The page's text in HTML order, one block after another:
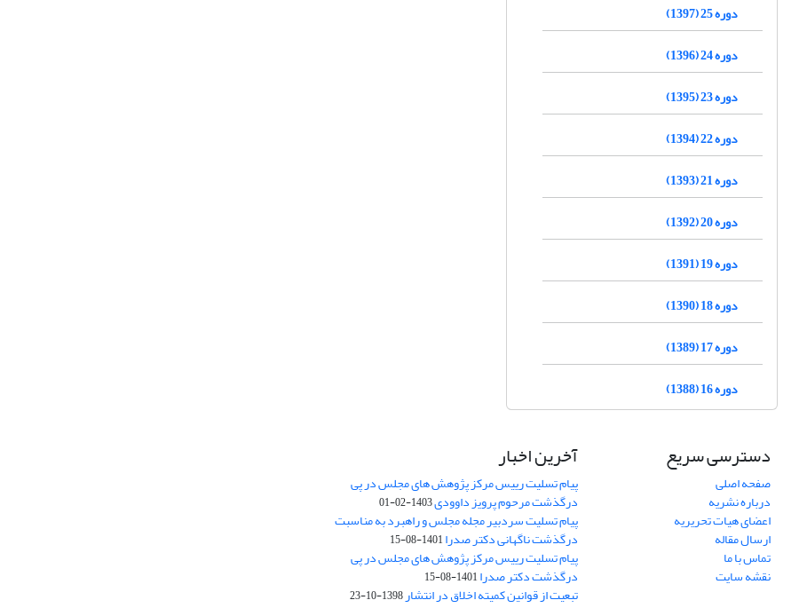
دوره 25 (1397)
دوره 24 (1396)
دوره 23 (1395)
دوره 22 (1394)
دوره 21 (1393)
دوره 20 (1392)
دوره 19 (1391)
دوره 18 (1390)
دوره 17 (1389)
دوره 16 (1388)
دسترسی سریع
صفحه اصلی
درباره نشریه
اعضای هیات تحریریه
ارسال مقاله
تماس با ما
نقشه سایت
آخرین اخبار
پیام تسلیت رییس مرکز پژوهش های مجلس در پی
درگذشت مرحوم پرویز داوودی1403-02-01
پیام تسلیت سردبیر مجله مجلس و راهبرد به مناسبت
درگذشت ناگهانی دکتر صدرا1401-08-15
پیام تسلیت رییس مرکز پژوهش های مجلس در پی
درگذشت دکتر صدرا1401-08-15
تبعیت از قوانین کمیته اخلاق در انتشار1398-10-23